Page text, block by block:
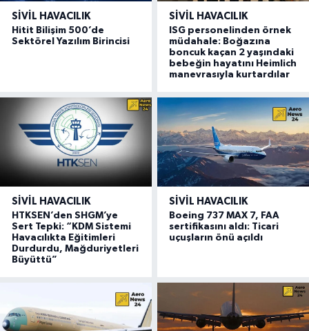
SIVIL HAVACILIK
Hitit Bilişim 500’de
Sektörel Yazılım Birincisi
SIVIL HAVACILIK
ISG personelinden örnek
müdahale: Boğazına
boncuk kaçan 2 yaşındaki
bebeğin hayatını Heimlich
manevrasıyla kurtardılar
SIVIL HAVACILIK
HTKSEN’den SHGM’ye
Sert Tepki: “KDM Sistemi
Havacılıkta Eğitimleri
Durdurdu, Mağduriyetleri
Büyüttü”
SIVIL HAVACILIK
Boeing 737 MAX 7, FAA
sertifikasını aldı: Ticari
uçuşların önü açıldı